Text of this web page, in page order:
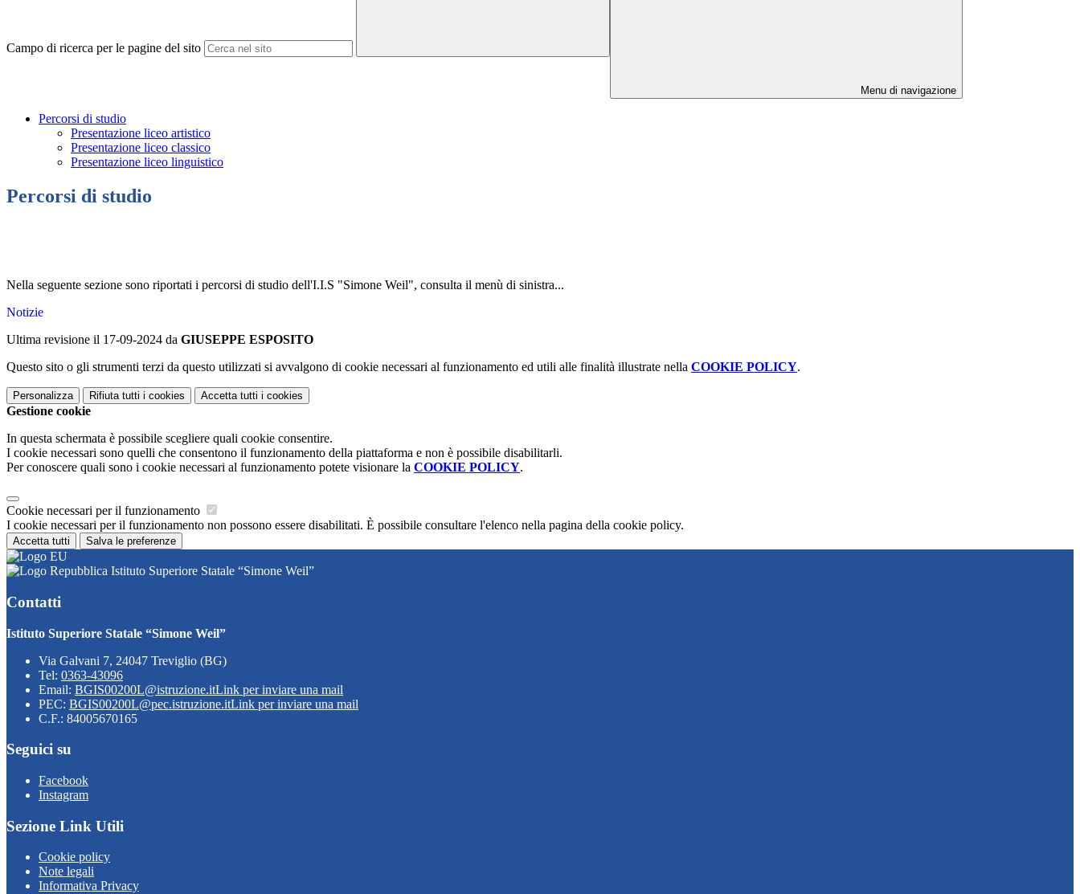
Campo di ricerca per le pagine del sito
Menu di navigazione
Percorsi di studio
Presentazione liceo artistico
Presentazione liceo classico
Presentazione liceo linguistico
Percorsi di studio
Nella seguente sezione sono riportati i percorsi di studio dell'I.I.S "Simone Weil", consulta il menù di sinistra...
Notizie
Ultima revisione il 17-09-2024 da GIUSEPPE ESPOSITO
Questo sito o gli strumenti terzi da questo utilizzati si avvalgono di cookie necessari al funzionamento ed utili alle finalità illustrate nella COOKIE POLICY.
Personalizza Rifiuta tutti i cookies Accetta tutti i cookies
Gestione cookie
In questa schermata è possibile scegliere quali cookie consentire.
I cookie necessari sono quelli che consentono il funzionamento della piattaforma e non è possibile disabilitarli.
Per conoscere quali sono i cookie necessari al funzionamento potete visionare la COOKIE POLICY.
Cookie necessari per il funzionamento
I cookie necessari per il funzionamento non possono essere disabilitati. È possibile consultare l'elenco nella pagina della cookie policy.
Accetta tutti Salva le preferenze
Istituto Superiore Statale “Simone Weil”
Contatti
Istituto Superiore Statale “Simone Weil”
Via Galvani 7, 24047 Treviglio (BG)
Tel: 0363-43096
Email: BGIS00200L@istruzione.itLink per inviare una mail
PEC: BGIS00200L@pec.istruzione.itLink per inviare una mail
C.F.: 84005670165
Seguici su
Facebook
Instagram
Sezione Link Utili
Cookie policy
Note legali
Informativa Privacy